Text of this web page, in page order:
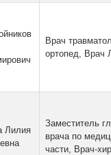
Врач
ортопед, Врач
Лилия
Заместитель
врача по
части, Врач-